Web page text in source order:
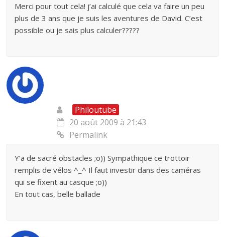
Merci pour tout cela! j’ai calculé que cela va faire un peu
plus de 3 ans que je suis les aventures de David. C’est
possible ou je sais plus calculer?????
Philoutube
20 août 2009 à 21:43
Permalink
Y’a de sacré obstacles ;o)) Sympathique ce trottoir
remplis de vélos ^_^ Il faut investir dans des caméras
qui se fixent au casque ;o))
En tout cas, belle ballade